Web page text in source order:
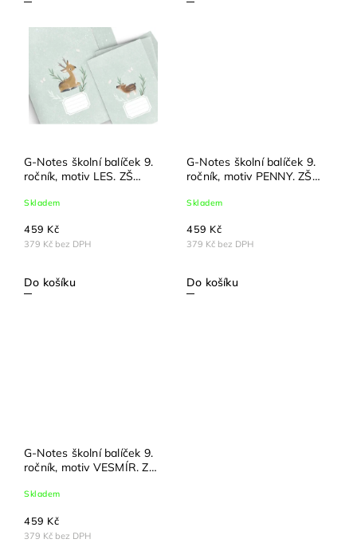
G-Notes školní balíček 9.
ročník, motiv LES. ZŠ
Skladem
379 Kč bez DPH
459 Kč
Do košíku
G-Notes školní balíček 9.
ročník, motiv PENNY. ZŠ
Skladem
379 Kč bez DPH
459 Kč
Do košíku
G-Notes školní balíček 9.
ročník, motiv VESMÍR. ZŠ
Skladem
379 Kč bez DPH
459 Kč